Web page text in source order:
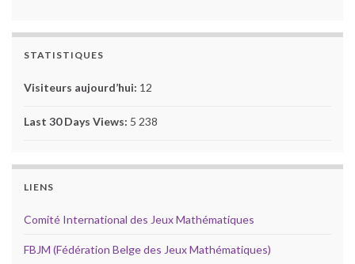
STATISTIQUES
Visiteurs aujourd’hui: 12
Last 30 Days Views: 5 238
LIENS
Comité International des Jeux Mathématiques
FBJM (Fédération Belge des Jeux Mathématiques)